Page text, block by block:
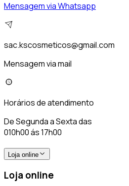
Mensagem via Whatsapp
sac.kscosmeticos@gmail.com
Mensagem via mail
Horários de atendimento
De Segunda a Sexta das
010h00 ás 17h00
Loja online
Loja online